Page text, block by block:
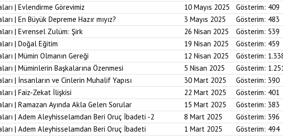
| Evlendirme Görevimiz 10 Mayıs 2025 Gösterim: 409
| En Büyük Depreme Hazır mıyız? 3 Mayıs 2025 Gösterim: 483
| Evrensel Zulüm: Şirk 26 Nisan 2025 Gösterim: 539
| Doğal Eğitim 19 Nisan 2025 Gösterim: 459
| Mümin Olmanın Gereği 12 Nisan 2025 Gösterim:
| Müminlerin Başkalarına Özenmesi 5 Nisan 2025 Gösterim:
| İnsanların ve Cinlerin Muhalif Yapısı 30 Mart 2025 Gösterim: 390
| Faiz-Zekat İlişkisi 22 Mart 2025 Gösterim: 401
| Ramazan Ayında Akla Gelen Sorular 15 Mart 2025 Gösterim: 383
| Adem Aleyhisselamdan Beri Oruç İbadeti -2 8 Mart 2025 Gösterim: 396
| Adem Aleyhisselamdan Beri Oruç İbadeti 1 Mart 2025 Gösterim: 494